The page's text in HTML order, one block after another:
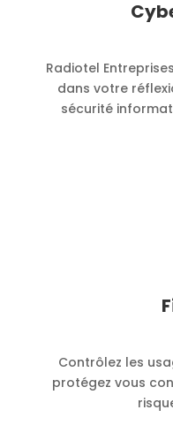
Radiotel
dans votre
sécurité
Contrôlez les
protégez vous